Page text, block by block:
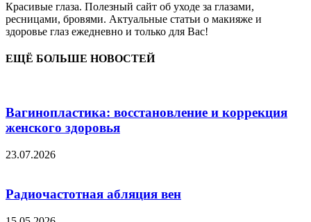
Красивые глаза. Полезный сайт об уходе за глазами,
ресницами, бровями. Актуальные статьи о макияже и
здоровье глаз ежедневно и только для Вас!
ЕЩЁ БОЛЬШЕ НОВОСТЕЙ
Вагинопластика: восстановление и коррекция
женского здоровья
23.07.2026
Радиочастотная абляция вен